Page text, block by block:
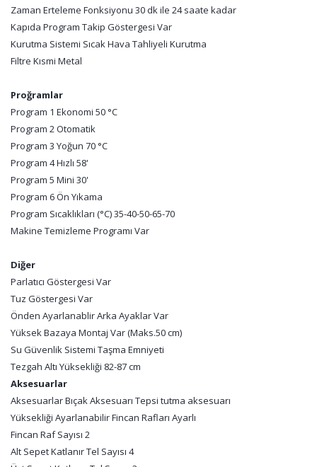
Zaman Erteleme Fonksiyonu 30 dk ile 24 saate kadar
Kapıda Program Takip Göstergesi Var
Kurutma Sistemi Sıcak Hava Tahliyeli Kurutma
Filtre Kısmi Metal
Proğramlar
Program 1 Ekonomi 50 °C
Program 2 Otomatik
Program 3 Yoğun 70 °C
Program 4 Hızlı 58'
Program 5 Mini 30'
Program 6 Ön Yıkama
Program Sıcaklıkları (°C) 35-40-50-65-70
Makine Temizleme Programı Var
Diğer
Parlatıcı Göstergesi Var
Tuz Göstergesi Var
Önden Ayarlanablir Arka Ayaklar Var
Yüksek Bazaya Montaj Var (Maks.50 cm)
Su Güvenlik Sistemi Taşma Emniyeti
Tezgah Altı Yüksekliği 82-87 cm
Aksesuarlar
Aksesuarlar Bıçak Aksesuarı Tepsi tutma aksesuarı
Yüksekliği Ayarlanabilir Fincan Rafları Ayarlı
Fincan Raf Sayısı 2
Alt Sepet Katlanır Tel Sayısı 4